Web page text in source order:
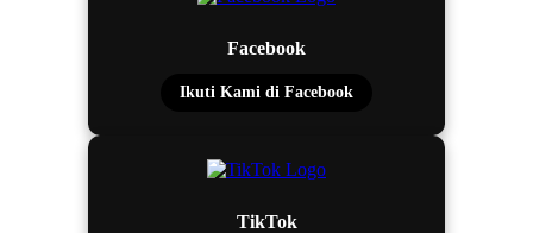
Facebook
Ikuti Kami di Facebook
TikTok